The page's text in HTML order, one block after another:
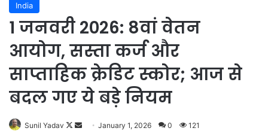
India
1 जनवरी 2026: 8वां वेतन
आयोग, सस्ता कर्ज और
साप्ताहिक क्रेडिट स्कोर; आज से
बदल गए ये बड़े नियम
Sunil Yadav
F
January 1, 2026 0 121